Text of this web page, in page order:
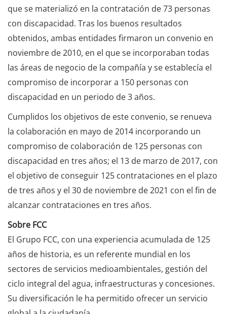
que se materializó en la contratación de 73 personas
con discapacidad. Tras los buenos resultados
obtenidos, ambas entidades firmaron un convenio en
noviembre de 2010, en el que se incorporaban todas
las áreas de negocio de la compañía y se establecía el
compromiso de incorporar a 150 personas con
discapacidad en un periodo de 3 años.
Cumplidos los objetivos de este convenio, se renueva
la colaboración en mayo de 2014 incorporando un
compromiso de colaboración de 125 personas con
discapacidad en tres años; el 13 de marzo de 2017, con
el objetivo de conseguir 125 contrataciones en el plazo
de tres años y el 30 de noviembre de 2021 con el fin de
alcanzar contrataciones en tres años.
Sobre FCC
El Grupo FCC, con una experiencia acumulada de 125
años de historia, es un referente mundial en los
sectores de servicios medioambientales, gestión del
ciclo integral del agua, infraestructuras y concesiones.
Su diversificación le ha permitido ofrecer un servicio